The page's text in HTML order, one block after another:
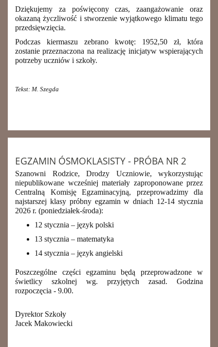
Dziękujemy za poświęcony czas, zaangażowanie oraz
okazaną życzliwość i stworzenie wyjątkowego klimatu tego
przedsięwzięcia.
Podczas kiermaszu zebrano kwotę: 1952,50 zł, która
zostanie przeznaczona na realizację inicjatyw wspierających
potrzeby uczniów i szkoły.
Tekst: M. Szegda
EGZAMIN ÓSMOKLASISTY - PRÓBA NR 2
Szanowni Rodzice, Drodzy Uczniowie, wykorzystując
niepublikowane wcześniej materiały zaproponowane przez
Centralną Komisję Egzaminacyjną, przeprowadzimy dla
najstarszej klasy próbny egzamin w dniach 12-14 stycznia
2026 r. (poniedziałek-środa):
12 stycznia – język polski
13 stycznia – matematyka
14 stycznia – język angielski
Poszczególne części egzaminu będą przeprowadzone w
świetlicy szkolnej wg. przyjętych zasad. Godzina
rozpoczęcia - 9.00.
Dyrektor Szkoły
Jacek Makowiecki